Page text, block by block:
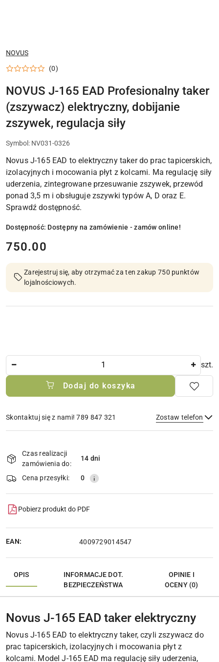
NAZWA
PRODUCENTA:
NOVUS
(0)
NOVUS J-165 EAD Profesionalny taker
(zszywacz) elektryczny, dobijanie
zszywek, regulacja siły
Symbol: NV031-0326
Novus J-165 EAD to elektryczny taker do prac tapicerskich,
izolacyjnych i mocowania płyt z kolcami. Ma regulację siły
uderzenia, zintegrowane przesuwanie zszywek, przewód
ponad 3,5 m i obsługuje zszywki typów A, D oraz E.
Sprawdź dostępność.
Dostępność: Dostępny na zamówienie - zamów online!
cena:
750.00
Zarejestruj się, aby otrzymać za ten zakup 750 punktów
lojalnościowych.
szt.
Dodaj do koszyka
Skontaktuj się z nami! 789 847 321 Zostaw telefon
Wyślij
dostawa
Czas realizacji
zamówienia do:
14 dni
Cena przesyłki: 0
Pobierz produkt do PDF
EAN: 4009729014547
OPIS
INFORMACJE DOT.
BEZPIECZEŃSTWA
OPINIE I
OCENY (0)
Novus J-165 EAD taker elektryczny
Novus J-165 EAD to elektryczny taker, czyli zszywacz do
prac tapicerskich, izolacyjnych i mocowania płyt z
kolcami. Model J-165 EAD ma regulację siły uderzenia,